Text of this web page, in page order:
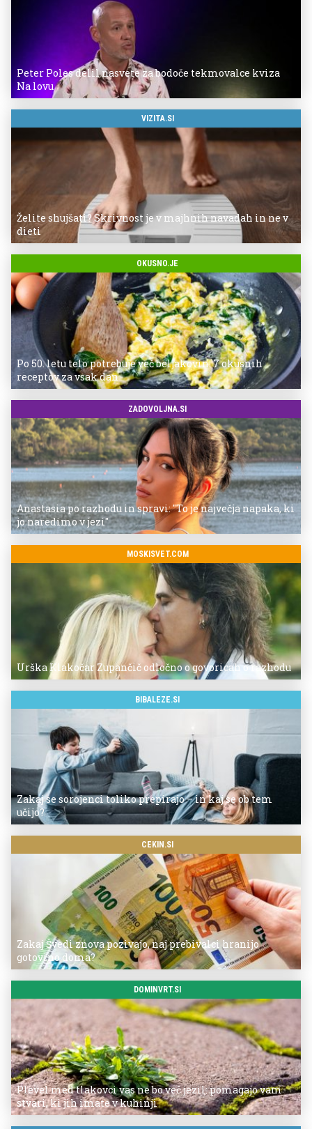
Peter Poles delil nasvete za bodoče tekmovalce kviza
Na lovu
VIZITA.SI
Želite shujšati? Skrivnost je v majhnih navadah in ne v
dieti
OKUSNO.JE
Po 50. letu telo potrebuje več beljakovin: 7 okusnih
receptov za vsak dan
ZADOVOLJNA.SI
Anastasia po razhodu in spravi: "To je največja napaka, ki
jo naredimo v jezi"
MOSKISVET.COM
Urška Klakočar Zupančič odločno o govoricah o razhodu
BIBALEZE.SI
Zakaj se sorojenci toliko prepirajo – in kaj se ob tem
učijo?
CEKIN.SI
Zakaj Švedi znova pozivajo, naj prebivalci hranijo
gotovino doma?
DOMINVRT.SI
Plevel med tlakovci vas ne bo več jezil: pomagajo vam
stvari, ki jih imate v kuhinji